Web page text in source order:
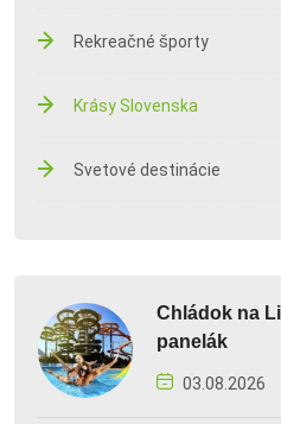
Rekreačné športy
Krásy Slovenska
Svetové destinácie
Chládok na
panelák
03.08.2026